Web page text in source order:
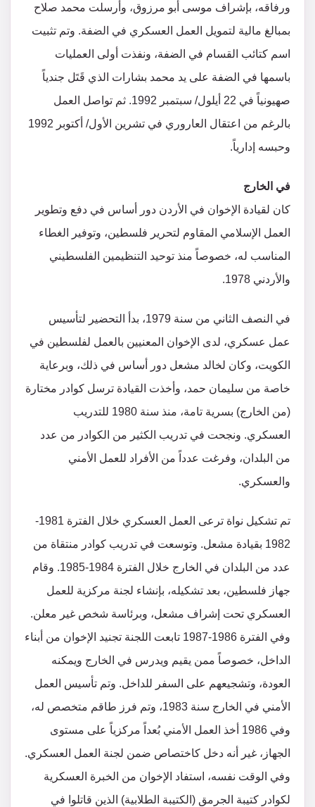
ورفاقه، بإشراف موسى أبو مرزوق، وأرسلت محمد صلاح
بمبالغ مالية لتمويل العمل العسكري في الضفة. وتم تثبيت
اسم كتائب القسام في الضفة، ونفذت أولى العمليات
باسمها في الضفة على يد محمد بشارات الذي قَتَل جندياً
صهيونياً في 22 أيلول/ سبتمبر 1992. ثم تواصل العمل
بالرغم من اعتقال العاروري في تشرين الأول/ أكتوبر 1992
وحبسه إدارياً.
في الخارج
كان لقيادة الإخوان في الأردن دور أساس في دفع وتطوير
العمل الإسلامي المقاوم لتحرير فلسطين، وتوفير الغطاء
المناسب له، خصوصاً منذ توحيد التنظيمين الفلسطيني
والأردني 1978.
في النصف الثاني من سنة 1979، بدأ التحضير لتأسيس
عمل عسكري، لدى الإخوان المعنيين بالعمل لفلسطين في
الكويت، وكان لخالد مشعل دور أساس في ذلك، وبرعاية
خاصة من سليمان حمد، وأخذت القيادة ترسل كوادر مختارة
(من الخارج) بسرية تامة، منذ سنة 1980 للتدريب
العسكري. ونجحت في تدريب الكثير من الكوادر من عدد
من البلدان، وفرغت عدداً من الأفراد للعمل الأمني
والعسكري.
تم تشكيل نواة ترعى العمل العسكري خلال الفترة 1981-
1982 بقيادة مشعل. وتوسعت في تدريب كوادر منتقاة من
عدد من البلدان في الخارج خلال الفترة 1984-1985. وقام
جهاز فلسطين، بعد تشكيله، بإنشاء لجنة مركزية للعمل
العسكري تحت إشراف مشعل، وبرئاسة شخص غير معلن.
وفي الفترة 1986-1987 تابعت اللجنة تجنيد الإخوان من أبناء
الداخل، خصوصاً ممن يقيم ويدرس في الخارج ويمكنه
العودة، وتشجيعهم على السفر للداخل. وتم تأسيس العمل
الأمني في الخارج سنة 1983، وتم فرز طاقم متخصص له،
وفي 1986 أخذ العمل الأمني بُعداً مركزياً على مستوى
الجهاز، غير أنه دخل كاختصاص ضمن لجنة العمل العسكري.
وفي الوقت نفسه، استفاد الإخوان من الخبرة العسكرية
لكوادر كتيبة الجرمق (الكتيبة الطلابية) الذين قاتلوا في